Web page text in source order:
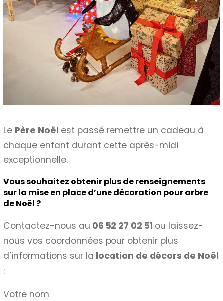
Le Père Noël est passé remettre un cadeau à
chaque enfant durant cette après-midi
exceptionnelle.
Vous souhaitez obtenir plus de renseignements
sur la mise en place d’une décoration pour arbre
de Noël ?
Contactez-nous au 06 52 27 02 51 ou laissez-
nous vos coordonnées pour obtenir plus
d’informations sur la location de décors de Noël
:
Votre nom